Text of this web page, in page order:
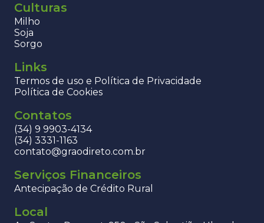
Culturas
Milho
Soja
Sorgo
Links
Termos de uso e Política de Privacidade
Política de Cookies
Contatos
(34) 9 9903-4134
(34) 3331-1163
contato@graodireto.com.br
Serviços Financeiros
Antecipação de Crédito Rural
Local